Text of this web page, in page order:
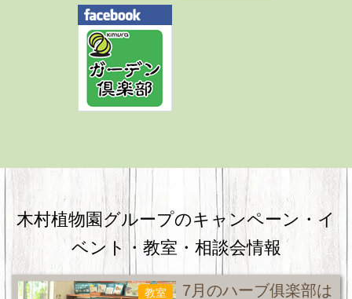
木村植物園グループのキャンペーン・ イ
ベント・教室・相談会情報
教室
7月のハーブ俱楽部は